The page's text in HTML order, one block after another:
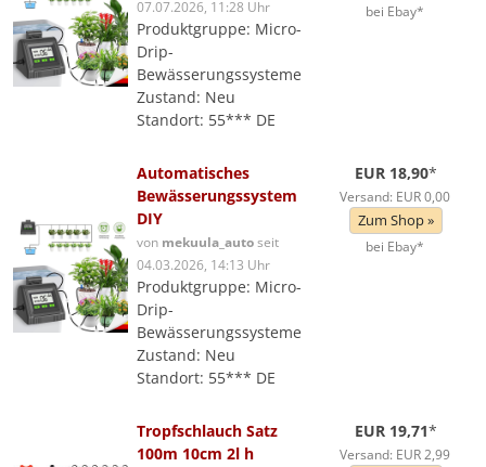
07.07.2026, 11:28 Uhr
Produktgruppe: Micro-
Drip-
Bewässerungssysteme
Zustand: Neu
Standort: 55*** DE
bei Ebay*
Automatisches
Bewässerungssystem
DIY
von mekuula_autoseit
04.03.2026, 14:13 Uhr
Produktgruppe: Micro-
Drip-
Bewässerungssysteme
Zustand: Neu
Standort: 55*** DE
EUR 18,90*
Versand: EUR 0,00
Zum Shop »
bei Ebay*
Tropfschlauch Satz
100m 10cm 2l h
EUR 19,71*
Versand: EUR 2,99